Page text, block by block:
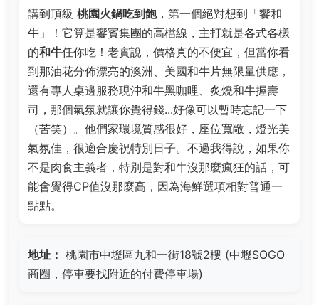
講到頂級 桃園火鍋吃到飽，第一個絕對想到「饗和
牛」！它算是饗賓集團的高檔線，主打就是各式各樣
的和牛任你吃！老實說，價格真的不便宜，但當你看
到那油花分佈漂亮的澳洲、美國和牛片無限量供應，
還有專人桌邊服務現沖和牛黑咖哩、炙燒和牛握壽
司，那個氣氛就讓你覺得錢...好像可以暫時忘記一下
（苦笑）。他們家環境質感很好，座位寬敞，燈光美
氣氛佳，很適合慶祝特別日子。不過我得說，如果你
不是肉食主義者，特別是對和牛沒那麼瘋狂的話，可
能會覺得CP值沒那麼高，因為海鮮選項相對普通一
點點。
地址： 桃園市中壢區九和一街18號2樓 (中壢SOGO
商圈，停車要找附近的付費停車場)